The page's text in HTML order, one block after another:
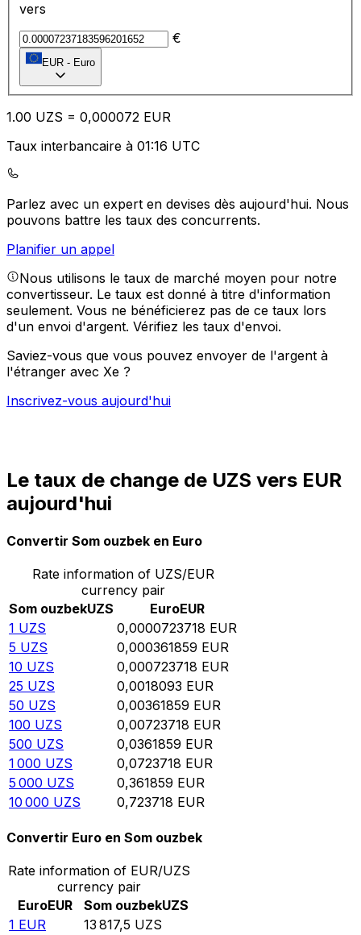
vers
€
EUR - Euro
1.00 UZS = 0,000072 EUR
Taux interbancaire à 01:16 UTC
Parlez avec un expert en devises dès aujourd'hui. Nous
pouvons battre les taux des concurrents.
Planifier un appel
Nous utilisons le taux de marché moyen pour notre
convertisseur. Le taux est donné à titre d'information
seulement. Vous ne bénéficierez pas de ce taux lors
d'un envoi d'argent. Vérifiez les taux d'envoi.
Saviez-vous que vous pouvez envoyer de l'argent à
l'étranger avec Xe ?
Inscrivez-vous aujourd'hui
Le taux de change de UZS vers EUR
aujourd'hui
Convertir Som ouzbek en Euro
Rate information of UZS/EUR
currency pair
Som ouzbekUZS EuroEUR
1 UZS 0,0000723718 EUR
5 UZS 0,000361859 EUR
10 UZS 0,000723718 EUR
25 UZS 0,0018093 EUR
50 UZS 0,00361859 EUR
100 UZS 0,00723718 EUR
500 UZS 0,0361859 EUR
1 000 UZS 0,0723718 EUR
5 000 UZS 0,361859 EUR
10 000 UZS 0,723718 EUR
Convertir Euro en Som ouzbek
Rate information of EUR/UZS
currency pair
EuroEUR Som ouzbekUZS
1 EUR 13 817,5 UZS